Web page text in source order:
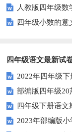
（师版）
人教版四年级数
元试题(含期中及3
四年级小数的意
四年级语文最新试
2022年四年级下
素养评价卷（含答
部编版四年级20
阅读练习题及答案
四年级下册语文
测卷（6)（人教部
2023年部编版